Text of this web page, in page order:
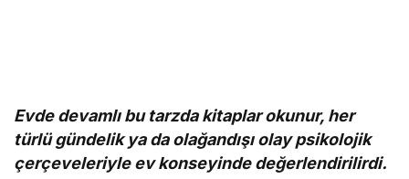
Evde devamlı bu tarzda kitaplar okunur, her
türlü gündelik ya da olağandışı olay psikolojik
çerçeveleriyle ev konseyinde değerlendirilirdi.